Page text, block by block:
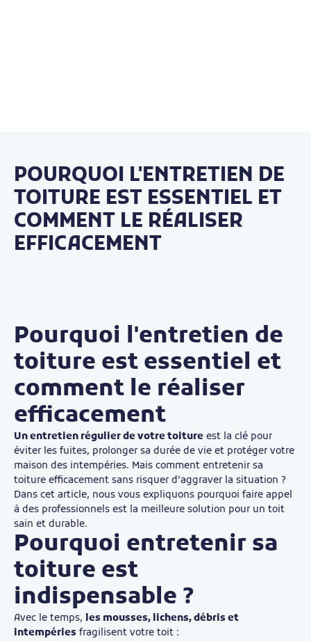
POURQUOI L'ENTRETIEN DE
TOITURE EST ESSENTIEL ET
COMMENT LE RÉALISER
EFFICACEMENT
Pourquoi l'entretien de
toiture est essentiel et
comment le réaliser
efficacement
Un entretien régulier de votre toiture est la clé pour
éviter les fuites, prolonger sa durée de vie et protéger votre
maison des intempéries. Mais comment entretenir sa
toiture efficacement sans risquer d’aggraver la situation ?
Dans cet article, nous vous expliquons pourquoi faire appel
à des professionnels est la meilleure solution pour un toit
sain et durable.
Pourquoi entretenir sa
toiture est
indispensable ?
Avec le temps, les mousses, lichens, débris et
intempéries fragilisent votre toit :